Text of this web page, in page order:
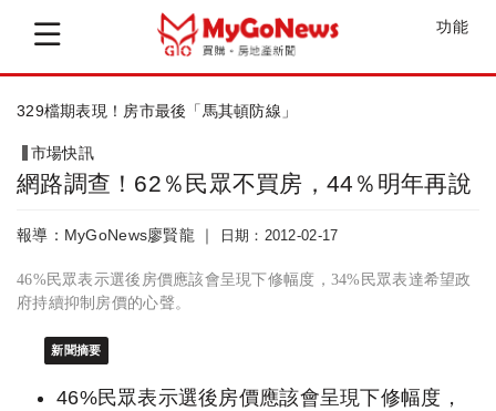
功能
329檔期表現！房市最後「馬其頓防線」
市場快訊
網路調查！62％民眾不買房，44％明年再說
報導：MyGoNews廖賢龍 ｜ 日期：2012-02-17
46%民眾表示選後房價應該會呈現下修幅度，34%民眾表達希望政
府持續抑制房價的心聲。
新聞摘要
46%民眾表示選後房價應該會呈現下修幅度，